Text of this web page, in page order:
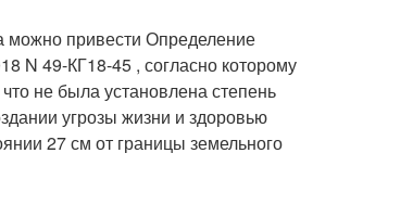
можно привести Определение
N 49-КГ18-45 , согласно которому
не была установлена степень
угрозы жизни и здоровью
27 см от границы земельного